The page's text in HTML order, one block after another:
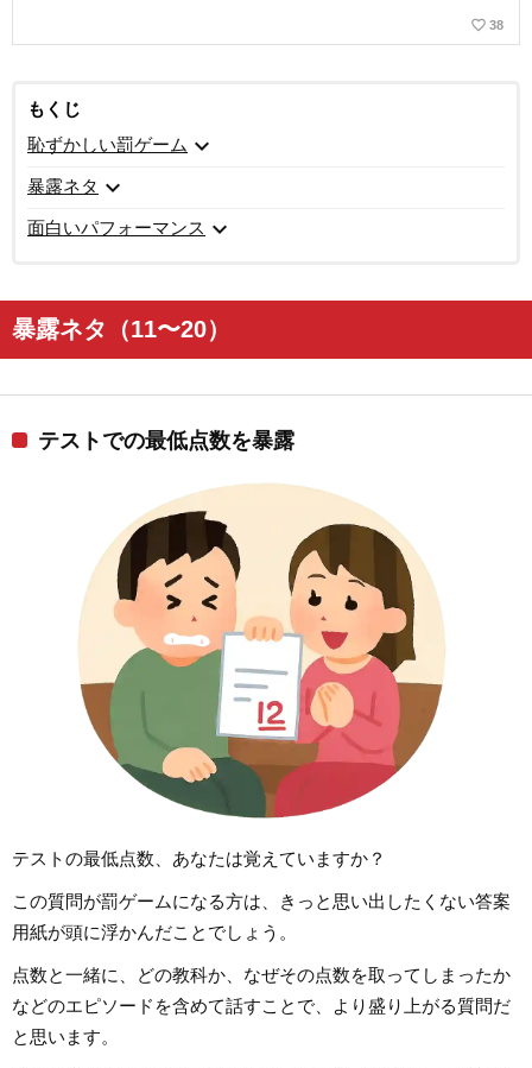
favorite_border 38
もくじ
恥ずかしい罰ゲーム expand_more
暴露ネタ expand_more
面白いパフォーマンス expand_more
暴露ネタ（11〜20）
テストでの最低点数を暴露
テストの最低点数、あなたは覚えていますか？
この質問が罰ゲームになる方は、きっと思い出したくない答案
用紙が頭に浮かんだことでしょう。
点数と一緒に、どの教科か、なぜその点数を取ってしまったか
などのエピソードを含めて話すことで、より盛り上がる質問だ
と思います。